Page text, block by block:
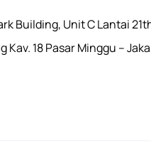
Building, Unit C Lantai
Kav. 18 Pasar Minggu –